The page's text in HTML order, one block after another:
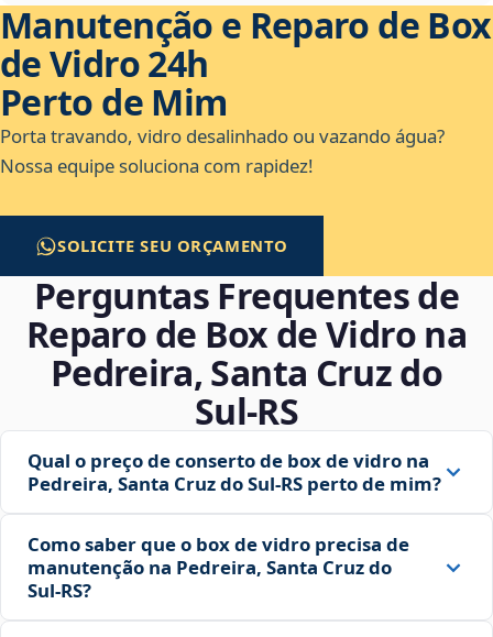
Manutenção e Reparo de Box
de Vidro 24h
Perto de Mim
Porta travando, vidro desalinhado ou vazando água?
Nossa equipe soluciona com rapidez!
SOLICITE SEU ORÇAMENTO
Perguntas Frequentes de
Reparo de Box de Vidro na
Pedreira, Santa Cruz do
Sul‑RS
Qual o preço de conserto de box de vidro na
Pedreira, Santa Cruz do Sul‑RS perto de mim?
Como saber que o box de vidro precisa de
manutenção na Pedreira, Santa Cruz do
Sul‑RS?